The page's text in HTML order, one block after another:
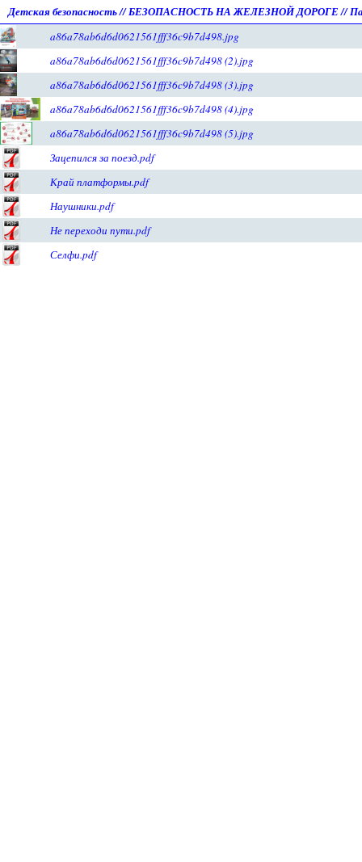
Детская безопасность//БЕЗОПАСНОСТЬ НА ЖЕЛЕЗНОЙ ДОРОГЕ//
a86a78ab6d6d0621561fff36c9b7d498.jpg
a86a78ab6d6d0621561fff36c9b7d498 (2).jpg
a86a78ab6d6d0621561fff36c9b7d498 (3).jpg
a86a78ab6d6d0621561fff36c9b7d498 (4).jpg
a86a78ab6d6d0621561fff36c9b7d498 (5).jpg
Зацепился за поезд.pdf
Край платформы.pdf
Наушники.pdf
Не переходи пути.pdf
Селфи.pdf